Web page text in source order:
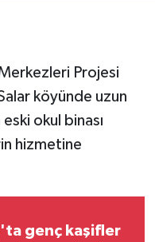
Projesi
köyünde uzun
okul binası
hizmetine
genç kaşifler